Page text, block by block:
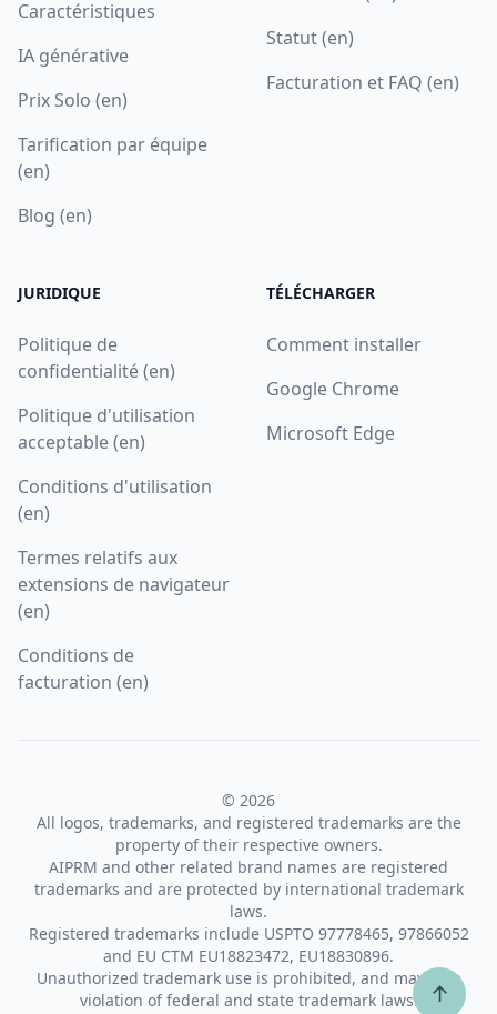
Caractéristiques
IA générative
Prix Solo (en)
Tarification par équipe
(en)
Blog (en)
Statut (en)
Facturation et FAQ (en)
JURIDIQUE
Politique de
confidentialité (en)
Politique d'utilisation
acceptable (en)
Conditions d'utilisation
(en)
Termes relatifs aux
extensions de navigateur
(en)
Conditions de
facturation (en)
TÉLÉCHARGER
Comment installer
Google Chrome
Microsoft Edge
© 2026
All logos, trademarks, and registered trademarks are the
property of their respective owners.
AIPRM and other related brand names are registered
trademarks and are protected by international trademark
laws.
Registered trademarks include USPTO 97778465, 97866052
and EU CTM EU18823472, EU18830896.
Unauthorized trademark use is prohibited, and may be a
violation of federal and state trademark laws.
↑